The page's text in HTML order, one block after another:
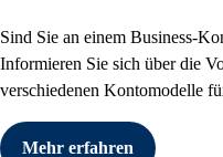
Sind Sie an einem Business-
Informieren Sie sich über die
verschiedenen Kontomodelle
Mehr erfahren